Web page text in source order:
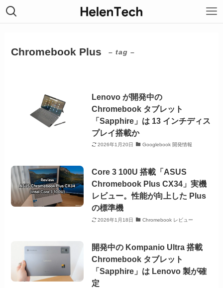
Chromebook Plus – tag –
Lenovo が開発中の
Chromebook タブレット
「Sapphire」は 13 インチディス
プレイ搭載か
2026年1月20日 Googlebook 開発情報
Core 3 100U 搭載「ASUS
Chromebook Plus CX34」実機
レビュー。性能が向上した Plus
の標準機
2026年1月18日 Chromebook レビュー
開発中の Kompanio Ultra 搭載
Chromebook タブレット
「Sapphire」は Lenovo 製が確
定